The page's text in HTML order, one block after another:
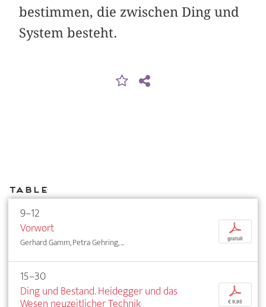
bestimmen, die zwischen Ding und
System besteht.
Table
9–12
Vorwort
Gerhard Gamm, Petra Gehring, ...
p
gratuit
15–30
Ding und Bestand. Heidegger und das
p
€ 9,95